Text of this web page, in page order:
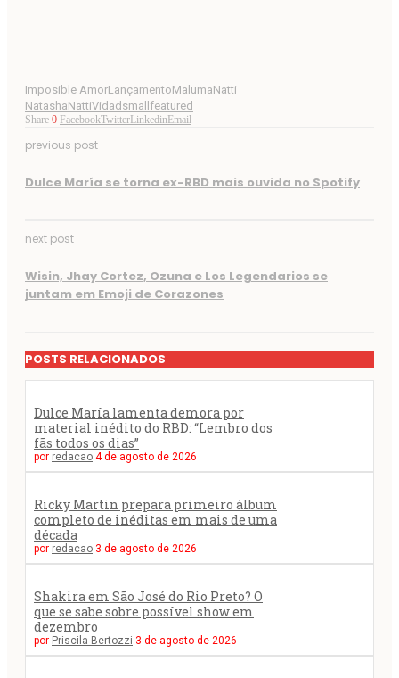
Imposible AmorLançamentoMalumaNatti
NatashaNattiVidad smallfeatured
Share 0 FacebookTwitter Linkedin Email
previous post
Dulce María se torna ex-RBD mais ouvida no Spotify
next post
Wisin, Jhay Cortez, Ozuna e Los Legendarios se
juntam em Emoji de Corazones
POSTS RELACIONADOS
Dulce María lamenta demora por
material inédito do RBD: “Lembro dos
fãs todos os dias”
por redacao 4 de agosto de 2026
Ricky Martin prepara primeiro álbum
completo de inéditas em mais de uma
década
por redacao 3 de agosto de 2026
Shakira em São José do Rio Preto? O
que se sabe sobre possível show em
dezembro
por Priscila Bertozzi 3 de agosto de 2026